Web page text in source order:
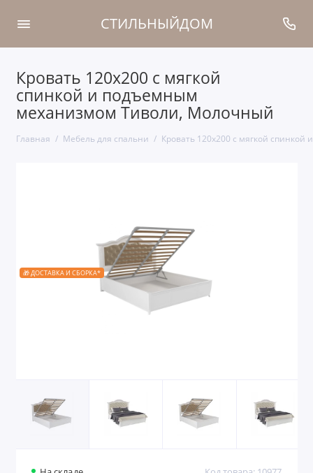
СТИЛЬНЫЙДОМ
Кровать 120x200 с мягкой
спинкой и подъемным
механизмом Тиволи, Молочный
Главная Мебель для спальни Кровать 120x200 с мягкой
🎁 ДОСТАВКА И СБОРКА*